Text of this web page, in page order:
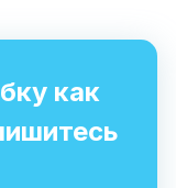
как